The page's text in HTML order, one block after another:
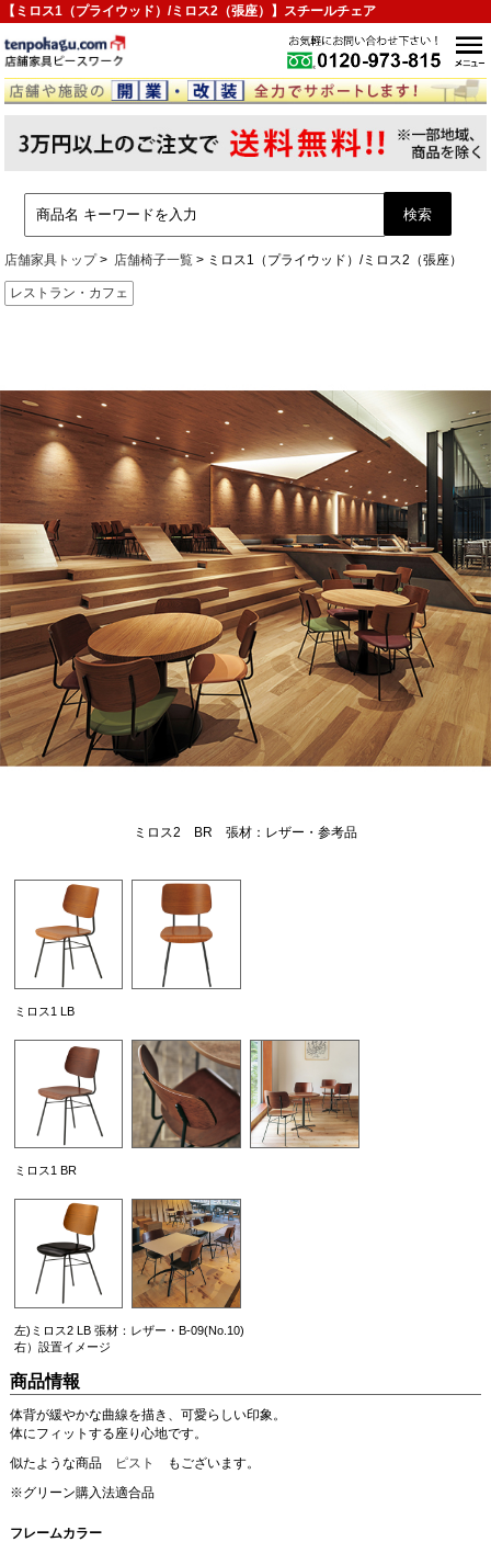
【ミロス1（プライウッド）/ミロス2（張座）】スチールチェア
店舗家具トップ 店舗椅子一覧 ミロス1（プライウッド）/ミロス2（張座）
レストラン・カフェ
ミロス2 BR 張材：レザー・参考品
ミロス1 LB
ミロス1 BR
左)ミロス2 LB 張材：レザー・B-09(No.10)
右）設置イメージ
商品情報
体背が緩やかな曲線を描き、可愛らしい印象。
体にフィットする座り心地です。
似たような商品
ピスト
もございます。
※グリーン購入法適合品
フレームカラー